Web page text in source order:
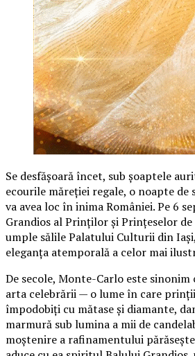
Se desfășoară încet, sub șoaptele
ecourile măreției regale, o noapte de
va avea loc în inima României. Pe 6
Grandios al Prinților și Prințeselor
umple sălile Palatului Culturii din
eleganța atemporală a celor mai
De secole, Monte-Carlo este sinonim
arta celebrării — o lume în care
împodobiți cu mătase și diamante,
marmură sub lumina a mii de
moștenire a rafinamentului